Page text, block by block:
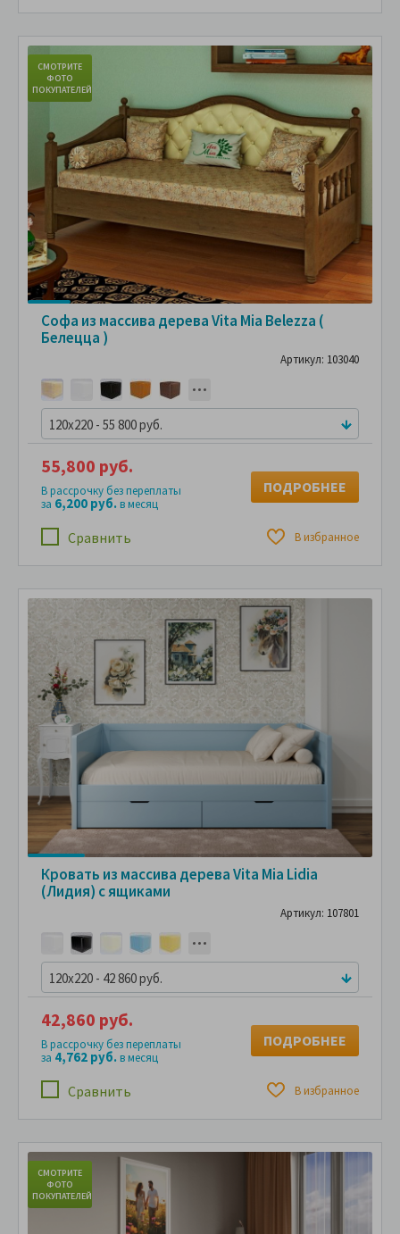
СМОТРИТЕ
ФОТО
ПОКУПАТЕЛЕЙ
Софа из массива дерева Vita Mia Belezza (
Белецца )
Артикул: 103040
120x220 - 55 800 руб.
Сравнить В избранное
55,800 руб.
В рассрочку без переплаты
за 6,200 руб.в месяц
ПОДРОБНЕЕ
Кровать из массива дерева Vita Mia Lidia
(Лидия) с ящиками
Артикул: 107801
120x220 - 42 860 руб.
Сравнить В избранное
42,860 руб.
В рассрочку без переплаты
за 4,762 руб.в месяц
ПОДРОБНЕЕ
СМОТРИТЕ
ФОТО
ПОКУПАТЕЛЕЙ